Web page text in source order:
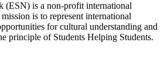
(ESN) is a non-profit international
is to represent international
for cultural understanding and
principle of Students Helping Students.